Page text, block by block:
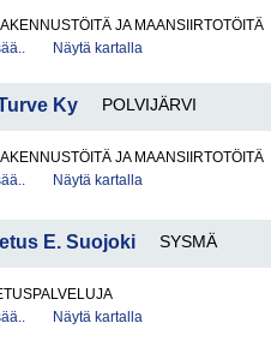
JA MAANSIIRTOTÖITÄ
Näytä kartalla
Ky POLVIJÄRVI
JA MAANSIIRTOTÖITÄ
Näytä kartalla
E. Suojoki SYSMÄ
Näytä kartalla